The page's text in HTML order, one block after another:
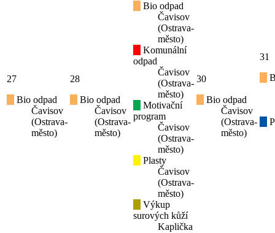
27
Bio odpad
Čavisov
(Ostrava-
město)
28
Bio odpad
Čavisov
(Ostrava-
město)
Bio odpad
Čavisov
(Ostrava-
město)
Komunální
odpad
Čavisov
(Ostrava-
město)
Motivační
program
Čavisov
(Ostrava-
město)
Plasty
Čavisov
(Ostrava-
město)
Výkup
surových kůží
Kaplička
30
Bio odpad
Čavisov
(Ostrava-
město)
31